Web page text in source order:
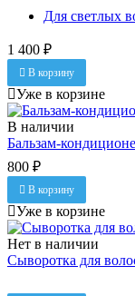
Для светлых
1 400 ₽
В корзину
Уже в корзине
В наличии
Бальзам-
800 ₽
В корзину
Уже в корзине
Нет в наличии
Сыворотка для